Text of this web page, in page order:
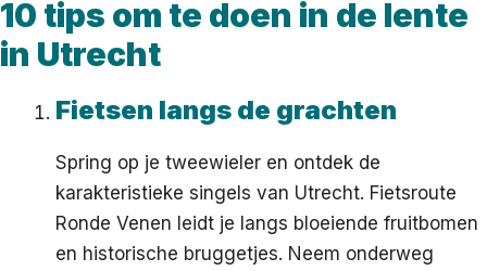
10 tips om te doen in de lente
in Utrecht
Fietsen langs de grachten
Spring op je tweewieler en ontdek de
karakteristieke singels van Utrecht. Fietsroute
Ronde Venen leidt je langs bloeiende fruitbomen
en historische bruggetjes. Neem onderweg